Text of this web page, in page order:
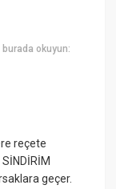
burada okuyun:
reçete
geçer.